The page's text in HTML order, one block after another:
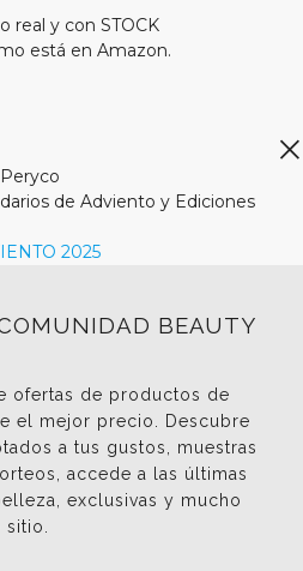
real y con STOCK
está en Amazon.
de Adviento y Ediciones
2025
BEAUTY
ofertas de productos de
el mejor precio. Descubre
a tus gustos, muestras
accede a las últimas
exclusivas y mucho